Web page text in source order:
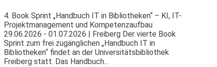
4. Book Sprint „Handbuch IT in Bibliotheken“ – KI, IT-
Projektmanagement und Kompetenzaufbau
29.06.2026 - 01.07.2026 | Freiberg Der vierte Book
Sprint zum frei zugänglichen „Handbuch IT in
Bibliotheken“ findet an der Universitätsbibliothek
Freiberg statt. Das Handbuch...